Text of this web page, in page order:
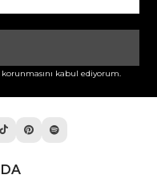
korunmasını kabul ediyorum.